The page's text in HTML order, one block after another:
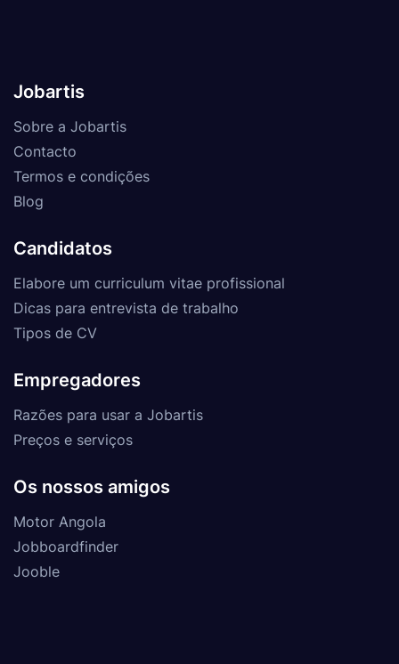
Jobartis
Sobre a Jobartis
Contacto
Termos e condições
Blog
Candidatos
Elabore um curriculum vitae profissional
Dicas para entrevista de trabalho
Tipos de CV
Empregadores
Razões para usar a Jobartis
Preços e serviços
Os nossos amigos
Motor Angola
Jobboardfinder
Jooble